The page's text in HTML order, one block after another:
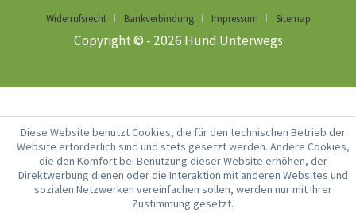
Widerrufsrecht
Bankverbindung Impressum Sitemap
Copyright © - 2026 Hund Unterwegs
Diese Website benutzt Cookies, die für den technischen Betrieb der
Website erforderlich sind und stets gesetzt werden. Andere Cookies,
die den Komfort bei Benutzung dieser Website erhöhen, der
Direktwerbung dienen oder die Interaktion mit anderen Websites und
sozialen Netzwerken vereinfachen sollen, werden nur mit Ihrer
Zustimmung gesetzt.